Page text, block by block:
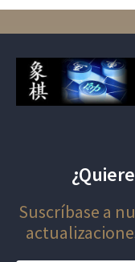
Suscríbase a